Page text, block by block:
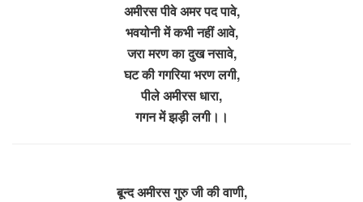
अमीरस पीवे अमर पद पावे,
भवयोनी में कभी नहीं आवे,
जरा मरण का दुख नसावे,
घट की गगरिया भरण लगी,
पीले अमीरस धारा,
गगन में झड़ी लगी।।
बून्द अमीरस गुरु जी की वाणी,